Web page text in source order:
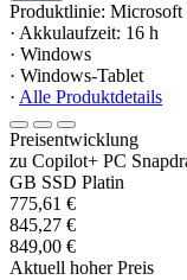
Produktlinie: Microsoft
· Akkulaufzeit: 16 h
· Windows
· Windows-Tablet
· Alle Produktdetails
Preisentwicklung
zu Copilot+ PC
GB SSD Platin
775,61 €
845,27 €
849,00 €
Aktuell hoher Preis